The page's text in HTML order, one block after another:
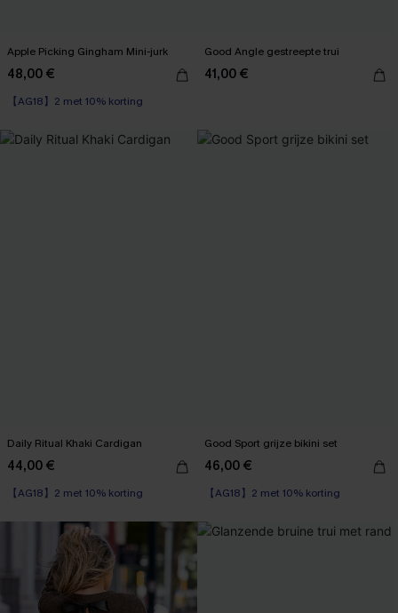
Apple Picking Gingham Mini-jurk
48,00 €
【AG18】2 met 10% korting
Good Angle gestreepte trui
41,00 €
Daily Ritual Khaki Cardigan
44,00 €
【AG18】2 met 10% korting
Good Sport grijze bikini set
46,00 €
【AG18】2 met 10% korting
Op voorraad